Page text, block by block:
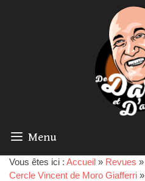
Menu
Vous êtes ici : Accueil » Revues »
Cercle Vincent de Moro Giafferri »